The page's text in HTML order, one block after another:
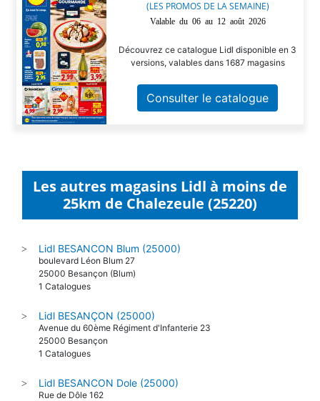
(LES PROMOS DE LA SEMAINE)
Valable du 06 au 12 août 2026
Découvrez ce catalogue Lidl disponible en 3
versions, valables dans 1687 magasins
Consulter le catalogue
Les autres magasins Lidl à moins de
25km de Chalezeule (25220)
> Lidl BESANCON Blum (25000)
boulevard Léon Blum 27
25000 Besançon (Blum)
1 Catalogues
> Lidl BESANÇON (25000)
Avenue du 60ème Régiment d'Infanterie 23
25000 Besançon
1 Catalogues
> Lidl BESANCON Dole (25000)
Rue de Dôle 162